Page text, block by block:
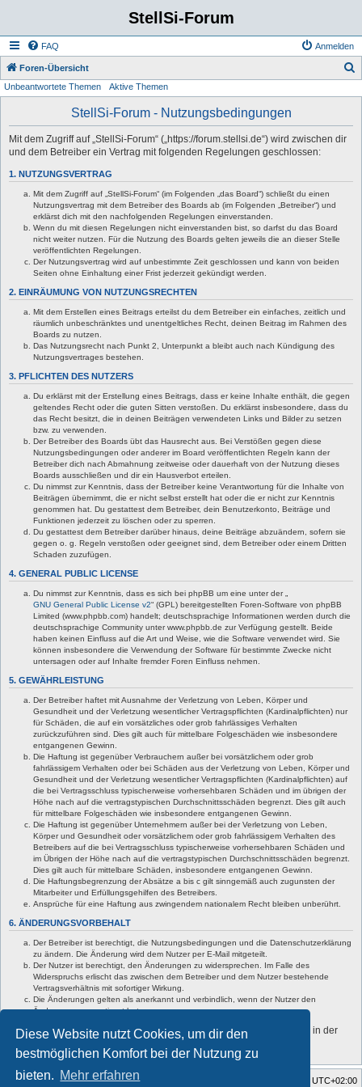
Diese Website nutzt Cookies, um dir den
bestmöglichen Komfort bei der Nutzung zu
bieten. Mehr erfahren
StellSi-Forum
FAQ Anmelden
Foren-Übersicht
Unbeantwortete Themen Aktive Themen
StellSi-Forum - Nutzungsbedingungen
Mit dem Zugriff auf „StellSi-Forum“ („https://forum.stellsi.de“) wird zwischen dir
und dem Betreiber ein Vertrag mit folgenden Regelungen geschlossen:
1. NUTZUNGSVERTRAG
Mit dem Zugriff auf „StellSi-Forum“ (im Folgenden „das Board“) schließt du einen
Nutzungsvertrag mit dem Betreiber des Boards ab (im Folgenden „Betreiber“) und
erklärst dich mit den nachfolgenden Regelungen einverstanden.
Wenn du mit diesen Regelungen nicht einverstanden bist, so darfst du das Board
nicht weiter nutzen. Für die Nutzung des Boards gelten jeweils die an dieser Stelle
veröffentlichten Regelungen.
Der Nutzungsvertrag wird auf unbestimmte Zeit geschlossen und kann von beiden
Seiten ohne Einhaltung einer Frist jederzeit gekündigt werden.
2. EINRÄUMUNG VON NUTZUNGSRECHTEN
Mit dem Erstellen eines Beitrags erteilst du dem Betreiber ein einfaches, zeitlich und
räumlich unbeschränktes und unentgeltliches Recht, deinen Beitrag im Rahmen des
Boards zu nutzen.
Das Nutzungsrecht nach Punkt 2, Unterpunkt a bleibt auch nach Kündigung des
Nutzungsvertrages bestehen.
3. PFLICHTEN DES NUTZERS
Du erklärst mit der Erstellung eines Beitrags, dass er keine Inhalte enthält, die gegen
geltendes Recht oder die guten Sitten verstoßen. Du erklärst insbesondere, dass du
das Recht besitzt, die in deinen Beiträgen verwendeten Links und Bilder zu setzen
bzw. zu verwenden.
Der Betreiber des Boards übt das Hausrecht aus. Bei Verstößen gegen diese
Nutzungsbedingungen oder anderer im Board veröffentlichten Regeln kann der
Betreiber dich nach Abmahnung zeitweise oder dauerhaft von der Nutzung dieses
Boards ausschließen und dir ein Hausverbot erteilen.
Du nimmst zur Kenntnis, dass der Betreiber keine Verantwortung für die Inhalte von
Beiträgen übernimmt, die er nicht selbst erstellt hat oder die er nicht zur Kenntnis
genommen hat. Du gestattest dem Betreiber, dein Benutzerkonto, Beiträge und
Funktionen jederzeit zu löschen oder zu sperren.
Du gestattest dem Betreiber darüber hinaus, deine Beiträge abzuändern, sofern sie
gegen o. g. Regeln verstoßen oder geeignet sind, dem Betreiber oder einem Dritten
Schaden zuzufügen.
4. GENERAL PUBLIC LICENSE
Du nimmst zur Kenntnis, dass es sich bei phpBB um eine unter der „
GNU General Public License v2“ (GPL) bereitgestellten Foren-Software von phpBB
Limited (www.phpbb.com) handelt; deutschsprachige Informationen werden durch die
deutschsprachige Community unter www.phpbb.de zur Verfügung gestellt. Beide
haben keinen Einfluss auf die Art und Weise, wie die Software verwendet wird. Sie
können insbesondere die Verwendung der Software für bestimmte Zwecke nicht
untersagen oder auf Inhalte fremder Foren Einfluss nehmen.
5. GEWÄHRLEISTUNG
Der Betreiber haftet mit Ausnahme der Verletzung von Leben, Körper und
Gesundheit und der Verletzung wesentlicher Vertragspflichten (Kardinalpflichten) nur
für Schäden, die auf ein vorsätzliches oder grob fahrlässiges Verhalten
zurückzuführen sind. Dies gilt auch für mittelbare Folgeschäden wie insbesondere
entgangenen Gewinn.
Die Haftung ist gegenüber Verbrauchern außer bei vorsätzlichem oder grob
fahrlässigem Verhalten oder bei Schäden aus der Verletzung von Leben, Körper und
Gesundheit und der Verletzung wesentlicher Vertragspflichten (Kardinalpflichten) auf
die bei Vertragsschluss typischerweise vorhersehbaren Schäden und im übrigen der
Höhe nach auf die vertragstypischen Durchschnittsschäden begrenzt. Dies gilt auch
für mittelbare Folgeschäden wie insbesondere entgangenen Gewinn.
Die Haftung ist gegenüber Unternehmern außer bei der Verletzung von Leben,
Körper und Gesundheit oder vorsätzlichem oder grob fahrlässigem Verhalten des
Betreibers auf die bei Vertragsschluss typischerweise vorhersehbaren Schäden und
im Übrigen der Höhe nach auf die vertragstypischen Durchschnittsschäden begrenzt.
Dies gilt auch für mittelbare Schäden, insbesondere entgangenen Gewinn.
Die Haftungsbegrenzung der Absätze a bis c gilt sinngemäß auch zugunsten der
Mitarbeiter und Erfüllungsgehilfen des Betreibers.
Ansprüche für eine Haftung aus zwingendem nationalem Recht bleiben unberührt.
6. ÄNDERUNGSVORBEHALT
Der Betreiber ist berechtigt, die Nutzungsbedingungen und die Datenschutzerklärung
zu ändern. Die Änderung wird dem Nutzer per E-Mail mitgeteilt.
Der Nutzer ist berechtigt, den Änderungen zu widersprechen. Im Falle des
Widerspruchs erlischt das zwischen dem Betreiber und dem Nutzer bestehende
Vertragsverhältnis mit sofortiger Wirkung.
Die Änderungen gelten als anerkannt und verbindlich, wenn der Nutzer den
Änderungen zugestimmt hat.
Informationen über den Umgang mit deinen persönlichen Daten sind in der
Foren-Übersicht UTC+02:00